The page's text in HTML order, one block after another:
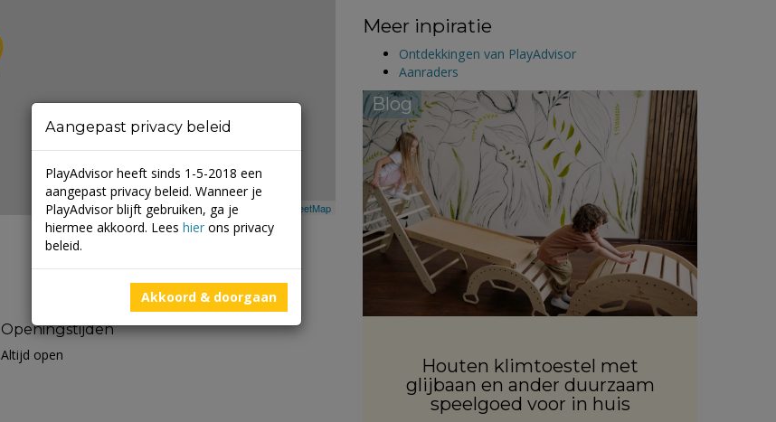
Leaflet| ©Mapbox OpenStreetMap
Openingstijden
Altijd open
Meer inpiratie
Ontdekkingen van PlayAdvisor
Aanraders
Blog
Houten klimtoestel met
glijbaan en ander duurzaam
speelgoed voor in huis
Aangepast privacy beleid
PlayAdvisor heeft sinds 1-5-2018 een
aangepast privacy beleid. Wanneer je
PlayAdvisor blijft gebruiken, ga je
hiermee akkoord. Lees hier ons privacy
beleid.
Akkoord & doorgaan